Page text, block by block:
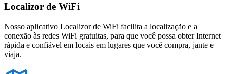
Localizor de WiFi
Nosso aplicativo Localizor de WiFi facilita a localização e a
conexão às redes WiFi gratuitas, para que você possa obter Internet
rápida e confiável em locais em lugares que você compra, jante e
viaja.